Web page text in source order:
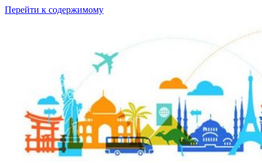
Перейти к содержимому